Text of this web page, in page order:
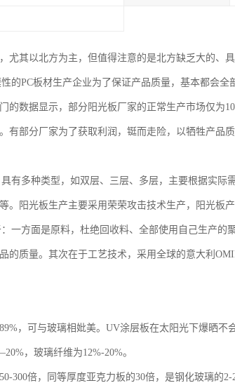
尤其以北方为主，但值得注意的是北方缺乏大的、
的PC板材生产企业为了保证产品质量，基本都会全
的数据显示，部分阳光板厂家的正常生产市场仅为
有部分厂家为了获取利润，铤而走险，以牺牲产品
有多种类型，如双层、三层、多层，主要根据实际
。阳光板生产主要采用荣荣攻击技术生产，阳光板
一方面是原料，杜绝回收料、全部使用自己生产的
的质量。其次在于工艺技术，采用全球的意大利
，可与玻璃相妣美。UV涂层板在太阳光下爆晒
，玻璃纤维为12%-20%。
300倍，同等厚度亚克力板的30倍，是钢化玻璃的